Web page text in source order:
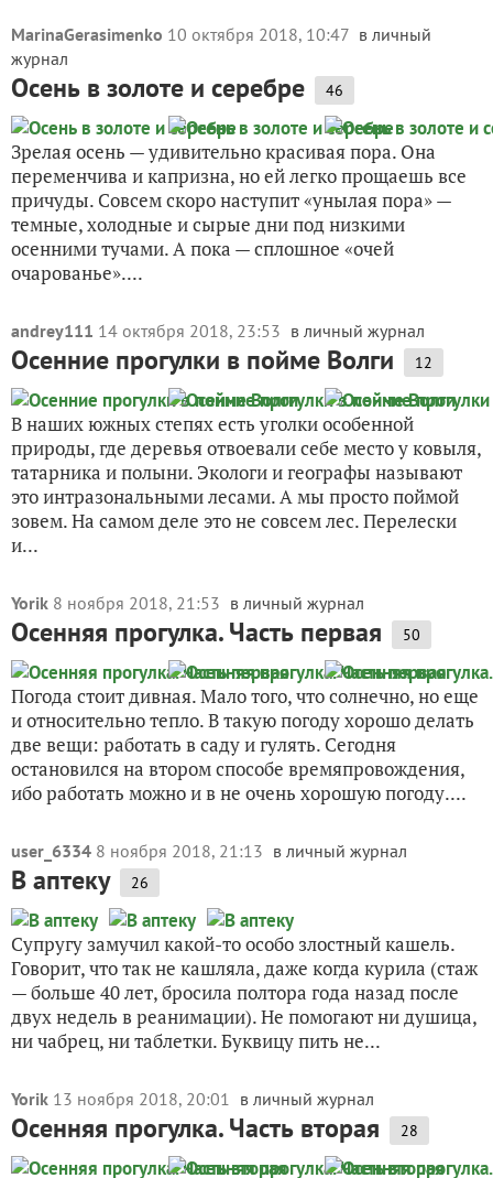
MarinaGerasimenko 10 октября 2018, 10:47 в личный
журнал
Осень в золоте и серебре 46
Зрелая осень — удивительно красивая пора. Она
переменчива и капризна, но ей легко прощаешь все
причуды. Совсем скоро наступит «унылая пора» —
темные, холодные и сырые дни под низкими
осенними тучами. А пока — сплошное «очей
очарованье»....
andrey111 14 октября 2018, 23:53 в личный журнал
Осенние прогулки в пойме Волги 12
В наших южных степях есть уголки особенной
природы, где деревья отвоевали себе место у ковыля,
татарника и полыни. Экологи и географы называют
это интразональными лесами. А мы просто поймой
зовем. На самом деле это не совсем лес. Перелески
и...
Yorik 8 ноября 2018, 21:53 в личный журнал
Осенняя прогулка. Часть первая 50
Погода стоит дивная. Мало того, что солнечно, но еще
и относительно тепло. В такую погоду хорошо делать
две вещи: работать в саду и гулять. Сегодня
остановился на втором способе времяпровождения,
ибо работать можно и в не очень хорошую погоду....
user_6334 8 ноября 2018, 21:13 в личный журнал
В аптеку 26
Супругу замучил какой-то особо злостный кашель.
Говорит, что так не кашляла, даже когда курила (стаж
— больше 40 лет, бросила полтора года назад после
двух недель в реанимации). Не помогают ни душица,
ни чабрец, ни таблетки. Буквицу пить не...
Yorik 13 ноября 2018, 20:01 в личный журнал
Осенняя прогулка. Часть вторая 28